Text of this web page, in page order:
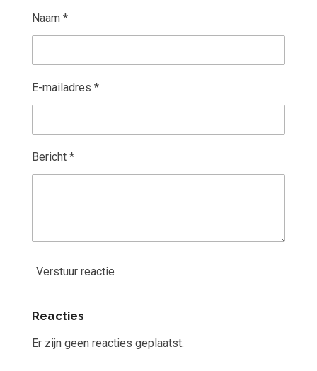
Naam *
E-mailadres *
Bericht *
Verstuur reactie
Reacties
Er zijn geen reacties geplaatst.